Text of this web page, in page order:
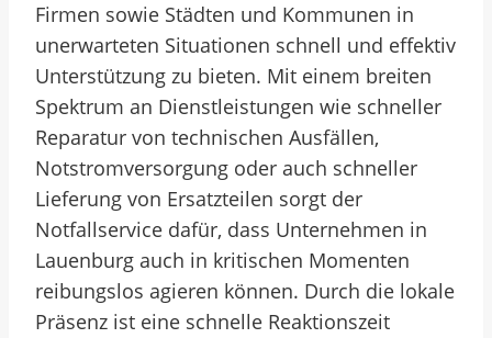
Firmen sowie Städten und Kommunen in
unerwarteten Situationen schnell und effektiv
Unterstützung zu bieten. Mit einem breiten
Spektrum an Dienstleistungen wie schneller
Reparatur von technischen Ausfällen,
Notstromversorgung oder auch schneller
Lieferung von Ersatzteilen sorgt der
Notfallservice dafür, dass Unternehmen in
Lauenburg auch in kritischen Momenten
reibungslos agieren können. Durch die lokale
Präsenz ist eine schnelle Reaktionszeit